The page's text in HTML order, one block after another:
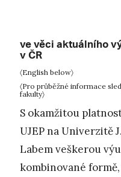
ve věci aktuálního
v ČR
〈English below〉
〈Pro průběžné informace
fakulty〉
S okamžitou
UJEP na Univerzitě
Labem veškerou
kombinované